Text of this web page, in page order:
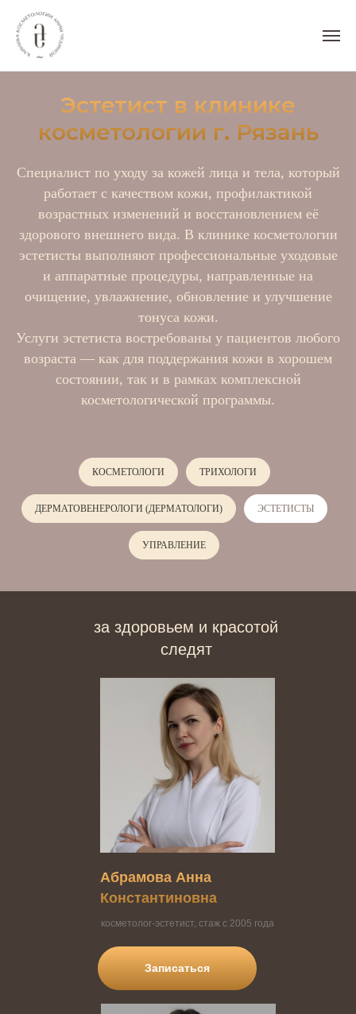
Эстетист в клинике
косметологии г. Рязань
Специалист по уходу за кожей лица и тела, который
работает с качеством кожи, профилактикой
возрастных изменений и восстановлением её
здорового внешнего вида. В клинике косметологии
эстетисты выполняют профессиональные уходовые
и аппаратные процедуры, направленные на
очищение, увлажнение, обновление и улучшение
тонуса кожи.
Услуги эстетиста востребованы у пациентов любого
возраста — как для поддержания кожи в хорошем
состоянии, так и в рамках комплексной
косметологической программы.
КОСМЕТОЛОГИ ТРИХОЛОГИ
ДЕРМАТОВЕНЕРОЛОГИ (ДЕРМАТОЛОГИ) ЭСТЕТИСТЫ
УПРАВЛЕНИЕ
за здоровьем и красотой
следят
косметолог-эстетист, стаж с 2005 года
Абрамова Анна
Константиновна
Записаться